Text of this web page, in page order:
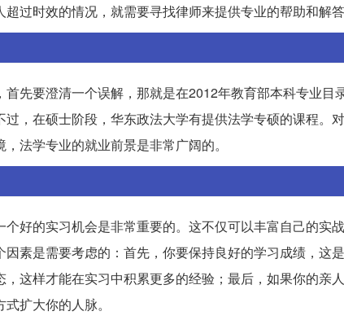
过时效的情况，就需要寻找律师来提供专业的帮助和解答
先要澄清一个误解，那就是在2012年教育部本科专业目
，在硕士阶段，华东政法大学有提供法学专硕的课程。
法学专业的就业前景是非常广阔的。
好的实习机会是非常重要的。这不仅可以丰富自己的实
素是需要考虑的：首先，你要保持良好的学习成绩，这
这样才能在实习中积累更多的经验；最后，如果你的亲
扩大你的人脉。